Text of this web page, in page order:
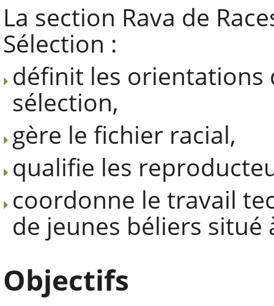
La section Rava de
Sélection :
définit les orientations
sélection,
gère le fichier racial,
qualifie les
coordonne le travail
de jeunes béliers situé
Objectifs